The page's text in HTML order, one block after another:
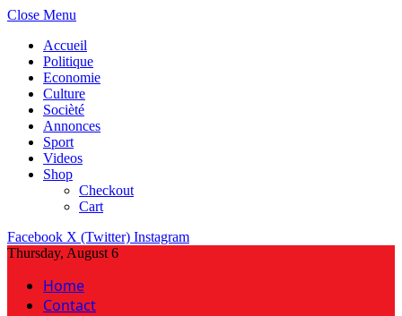
Close Menu
Accueil
Politique
Economie
Culture
Socièté
Annonces
Sport
Videos
Shop
Checkout
Cart
Facebook X (Twitter) Instagram
Thursday, August 6
Home
Contact